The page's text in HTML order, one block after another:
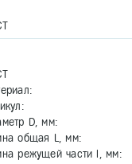
D, мм:
общая L, мм:
режущей части l, мм: